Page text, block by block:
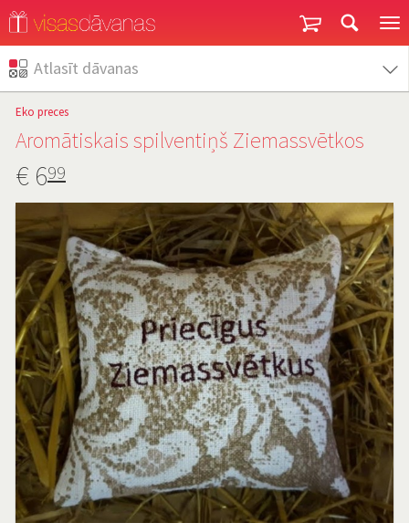
Atlasīt dāvanas
Eko preces
Aromātiskais spilventiņš Ziemassvētkos
€ 699